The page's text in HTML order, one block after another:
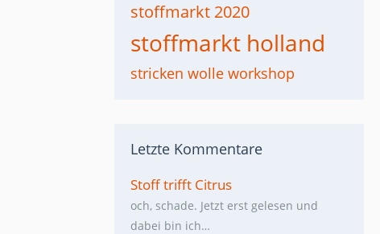
stoffmarkt 2020
stoffmarkt holland
stricken wolle workshop
Letzte Kommentare
Stoff trifft Citrus
och, schade. Jetzt erst gelesen und
dabei bin ich…